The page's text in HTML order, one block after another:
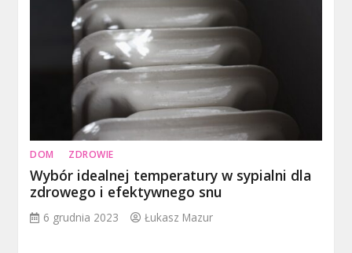
DOM ZDROWIE
Wybór idealnej temperatury w sypialni dla
zdrowego i efektywnego snu
6 grudnia 2023 Łukasz Mazur